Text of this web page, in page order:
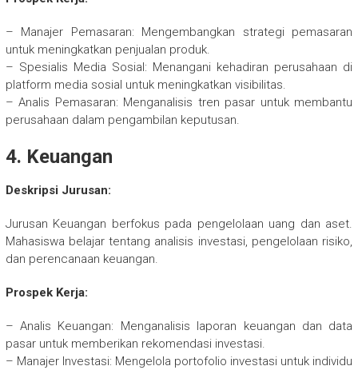
– Manajer Pemasaran: Mengembangkan strategi pemasaran
untuk meningkatkan penjualan produk.
– Spesialis Media Sosial: Menangani kehadiran perusahaan di
platform media sosial untuk meningkatkan visibilitas.
– Analis Pemasaran: Menganalisis tren pasar untuk membantu
perusahaan dalam pengambilan keputusan.
4. Keuangan
Deskripsi Jurusan:
Jurusan Keuangan berfokus pada pengelolaan uang dan aset.
Mahasiswa belajar tentang analisis investasi, pengelolaan risiko,
dan perencanaan keuangan.
Prospek Kerja:
– Analis Keuangan: Menganalisis laporan keuangan dan data
pasar untuk memberikan rekomendasi investasi.
– Manajer Investasi: Mengelola portofolio investasi untuk individu